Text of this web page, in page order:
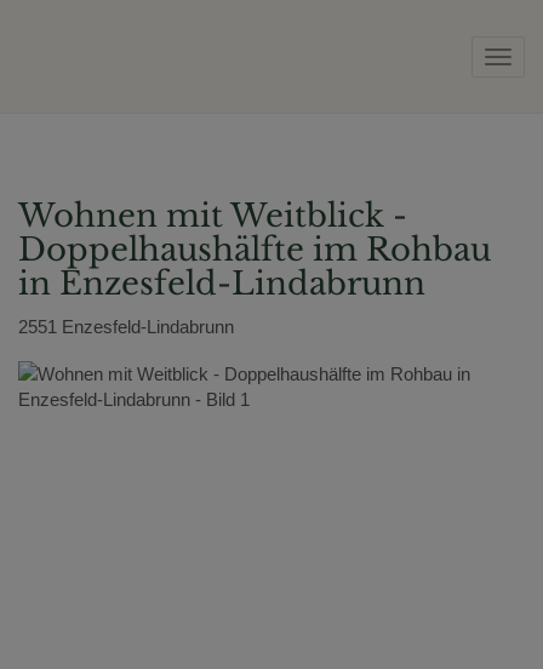
Wohnen mit Weitblick -
Doppelhaushälfte im Rohbau
in Enzesfeld-Lindabrunn
2551 Enzesfeld-Lindabrunn